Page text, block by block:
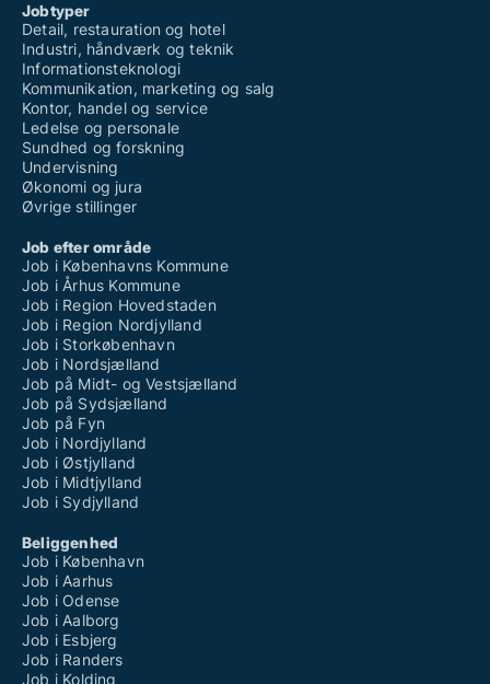
Jobtyper
Detail, restauration og hotel
Industri, håndværk og teknik
Informationsteknologi
Kommunikation, marketing og salg
Kontor, handel og service
Ledelse og personale
Sundhed og forskning
Undervisning
Økonomi og jura
Øvrige stillinger
Job efter område
Job i Københavns Kommune
Job i Århus Kommune
Job i Region Hovedstaden
Job i Region Nordjylland
Job i Storkøbenhavn
Job i Nordsjælland
Job på Midt- og Vestsjælland
Job på Sydsjælland
Job på Fyn
Job i Nordjylland
Job i Østjylland
Job i Midtjylland
Job i Sydjylland
Beliggenhed
Job i København
Job i Aarhus
Job i Odense
Job i Aalborg
Job i Esbjerg
Job i Randers
Job i Kolding